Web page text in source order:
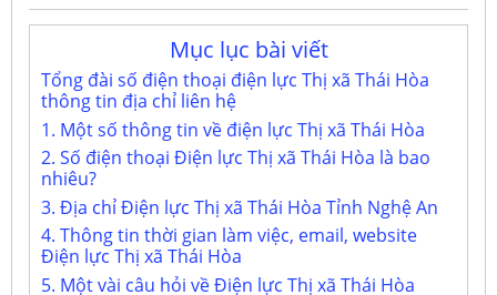
Mục lục bài viết
Tổng đài số điện thoại điện lực Thị xã Thái Hòa
thông tin địa chỉ liên hệ
1. Một số thông tin về điện lực Thị xã Thái Hòa
2. Số điện thoại Điện lực Thị xã Thái Hòa là bao
nhiêu?
3. Địa chỉ Điện lực Thị xã Thái Hòa Tỉnh Nghệ An
4. Thông tin thời gian làm việc, email, website
Điện lực Thị xã Thái Hòa
5. Một vài câu hỏi về Điện lực Thị xã Thái Hòa